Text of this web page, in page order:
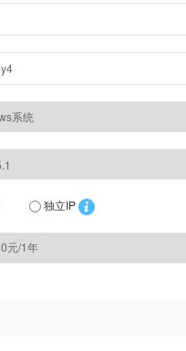
独立IP